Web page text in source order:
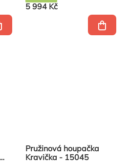
5 994 Kč
Pružinová houpačka
Kravička - 15045